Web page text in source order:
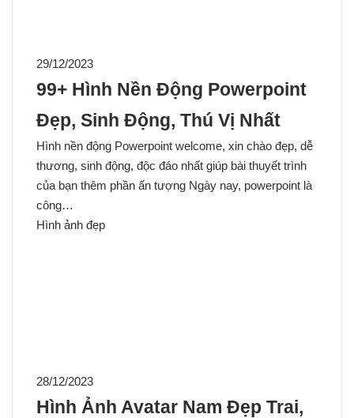
29/12/2023
99+ Hình Nền Động Powerpoint
Đẹp, Sinh Động, Thú Vị Nhất
Hình nền động Powerpoint welcome, xin chào đẹp, dễ
thương, sinh động, độc đáo nhất giúp bài thuyết trình
của bạn thêm phần ấn tượng Ngày nay, powerpoint là
công…
Hình ảnh đẹp
28/12/2023
Hình Ảnh Avatar Nam Đẹp Trai,